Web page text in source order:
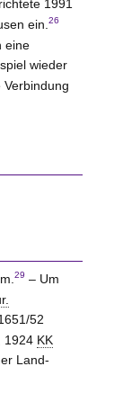
1991
ein. 26
eine
wieder
29 – Um
52
1924 KK
Land-